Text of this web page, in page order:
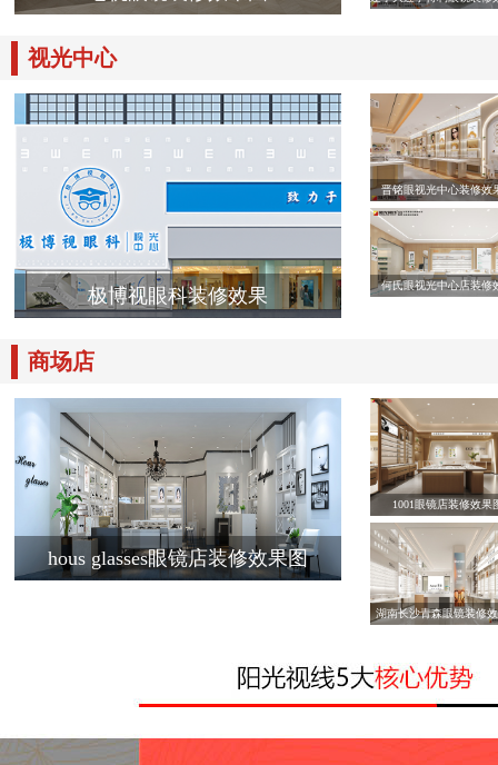
视光中心
极博视眼科装修效果
晋铭眼视光中心装修效
何氏眼视光中心店装修
商场店
hous glasses眼镜店装修效果图
1001眼镜店装修效果
湖南长沙青森眼镜装修